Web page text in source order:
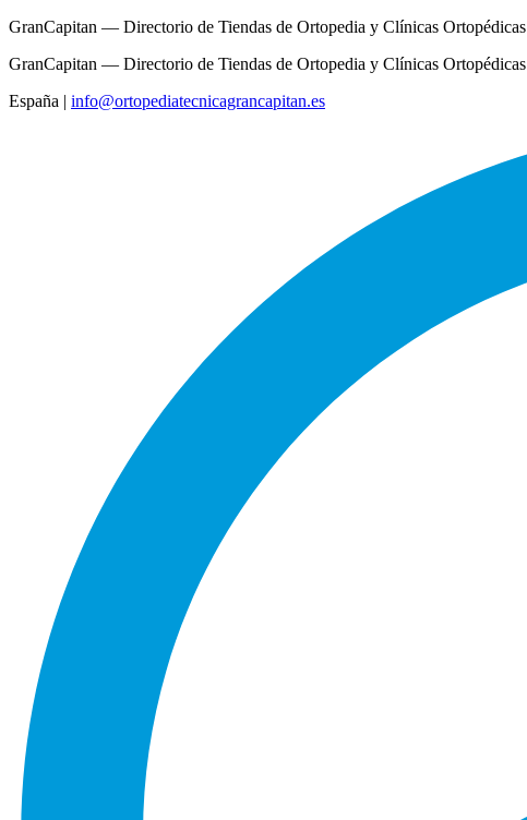
GranCapitan — Directorio de Tiendas de Ortopedia y Clínicas Ortopédicas
GranCapitan — Directorio de Tiendas de Ortopedia y Clínicas Ortopédicas
España | info@ortopediatecnicagrancapitan.es